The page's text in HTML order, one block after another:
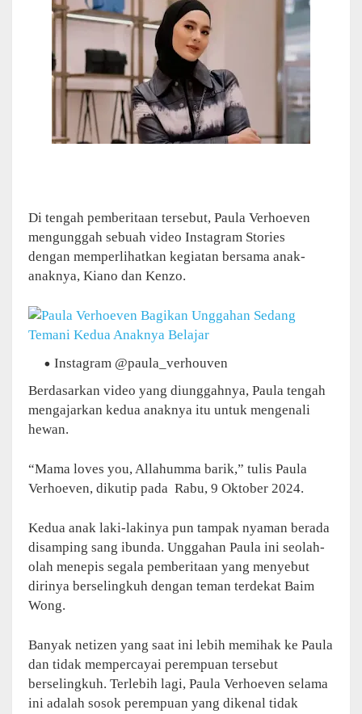
Di tengah pemberitaan tersebut, Paula Verhoeven
mengunggah sebuah video Instagram Stories
dengan memperlihatkan kegiatan bersama anak-
anaknya, Kiano dan Kenzo.
Instagram @paula_verhouven
Berdasarkan video yang diunggahnya, Paula tengah
mengajarkan kedua anaknya itu untuk mengenali
hewan.
“Mama loves you, Allahumma barik,” tulis Paula
Verhoeven, dikutip pada Rabu, 9 Oktober 2024.
Kedua anak laki-lakinya pun tampak nyaman berada
disamping sang ibunda. Unggahan Paula ini seolah-
olah menepis segala pemberitaan yang menyebut
dirinya berselingkuh dengan teman terdekat Baim
Wong.
Banyak netizen yang saat ini lebih memihak ke Paula
dan tidak mempercayai perempuan tersebut
berselingkuh. Terlebih lagi, Paula Verhoeven selama
ini adalah sosok perempuan yang dikenal tidak